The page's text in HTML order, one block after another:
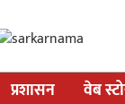
प्रशासन वेब